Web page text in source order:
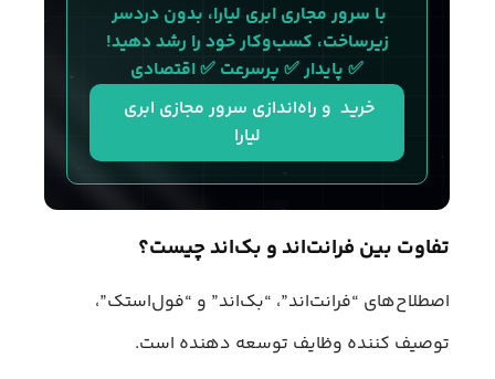
با سرور مجاری ابری لیارا، بدون دردسر
زیرساخت، کسب‌وکار خود را رشد دهید!
✅ پایدار ✅ پرسرعت ✅ اقتصادی
خرید  و راه‌اندازی سرور مجازی ابری
لیارا
تفاوت بین فرانت‌اند و بک‌اند چیست؟
اصطلاح‌های “فرانت‌اند”‌، “بک‌اند” و “فول‌استک”،
توصیف کننده وظایف توسعه ‌دهنده است.